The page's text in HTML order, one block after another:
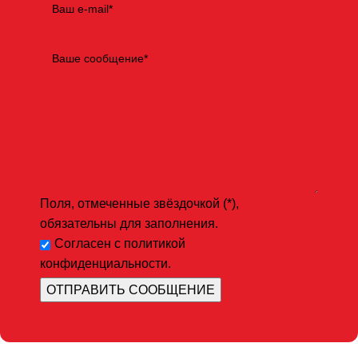
Поля, отмеченные звёздочкой (*),
обязательны для заполнения.
Согласен с политикой
конфиденциальности.